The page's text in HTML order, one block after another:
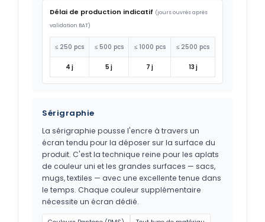
Délai de production indicatif (jours ouvrés après
validation BAT)
≤ 250 pcs ≤ 500 pcs ≤ 1000 pcs ≤ 2500 pcs
4 j 5 j 7 j 13 j
Sérigraphie
La sérigraphie pousse l'encre à travers un
écran tendu pour la déposer sur la surface du
produit. C'est la technique reine pour les aplats
de couleur uni et les grandes surfaces — sacs,
mugs, textiles — avec une excellente tenue dans
le temps. Chaque couleur supplémentaire
nécessite un écran dédié.